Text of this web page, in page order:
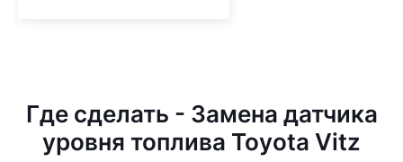
Где сделать - Замена датчика
уровня топлива Toyota Vitz